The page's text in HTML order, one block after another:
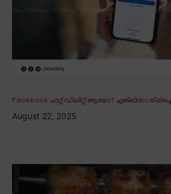
Facebook ചാറ്റ് ഡിലീറ്റ് ആയോ? എങ്കിലിതാ
August 22, 2025